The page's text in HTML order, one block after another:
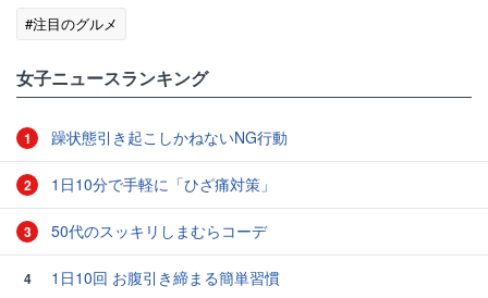
#注目のグルメ
女子ニュースランキング
1 躁状態引き起こしかねないNG行動
2 1日10分で手軽に「ひざ痛対策」
3 50代のスッキリしまむらコーデ
4 1日10回 お腹引き締まる簡単習慣